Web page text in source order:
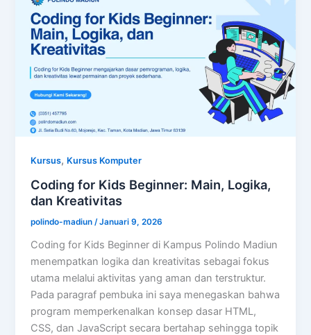
Kursus, Kursus Komputer
Coding for Kids Beginner: Main, Logika,
dan Kreativitas
polindo-madiun /Januari 9, 2026
Coding for Kids Beginner di Kampus Polindo Madiun
menempatkan logika dan kreativitas sebagai fokus
utama melalui aktivitas yang aman dan terstruktur.
Pada paragraf pembuka ini saya menegaskan bahwa
program memperkenalkan konsep dasar HTML,
CSS, dan JavaScript secara bertahap sehingga topik